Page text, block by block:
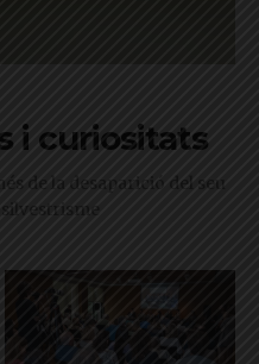
i curiositats
de la desaparició del seu
silvestrisme